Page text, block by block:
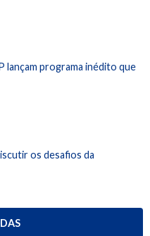
lançam programa inédito que
os desafios da